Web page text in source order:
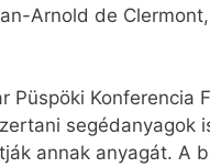
Arnold de
Püspöki
annak anyagát. A